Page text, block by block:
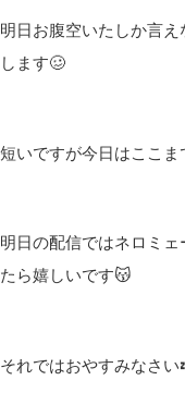
トラブル起こっても見
と戦いながらブログを書
久しぶりに仕事後にお
＼)